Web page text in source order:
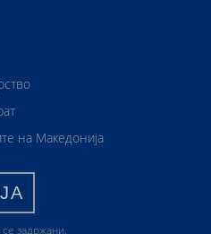
на Македонија
задржани.